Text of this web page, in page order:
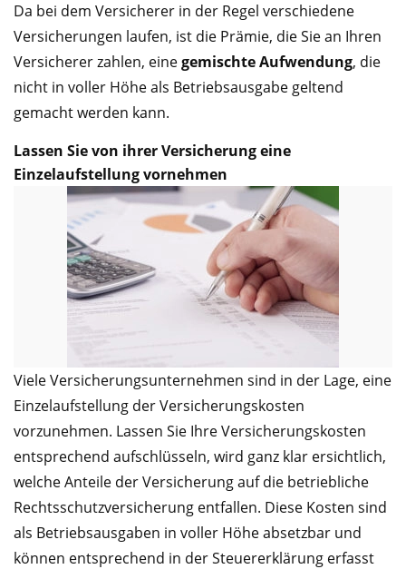
Da bei dem Versicherer in der Regel verschiedene
Versicherungen laufen, ist die Prämie, die Sie an Ihren
Versicherer zahlen, einegemischte Aufwendung, die
nicht in voller Höhe als Betriebsausgabe geltend
gemacht werden kann.
Lassen Sie von ihrer Versicherung eine
Einzelaufstellung vornehmen
Viele Versicherungsunternehmen sind in der Lage, eine
Einzelaufstellung der Versicherungskosten
vorzunehmen. Lassen Sie Ihre Versicherungskosten
entsprechend aufschlüsseln, wird ganz klar ersichtlich,
welche Anteile der Versicherung auf die betriebliche
Rechtsschutzversicherung entfallen. Diese Kosten sind
als Betriebsausgaben in voller Höhe absetzbar und
können entsprechend in der Steuererklärung erfasst